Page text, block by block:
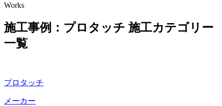
Works
施工事例：プロタッチ 施工カテゴリー
一覧
プロタッチ
メーカー